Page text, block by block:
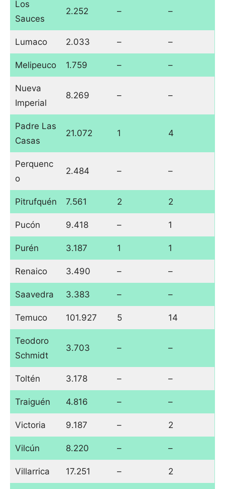
Los
Sauces
2.252 – –
Lumaco 2.033 – –
Melipeuco 1.759 – –
Nueva
Imperial
8.269 – –
Padre Las
Casas
21.072 1 4
Perquenc
o
2.484 – –
Pitrufquén 7.561 2 2
Pucón 9.418 – 1
Purén 3.187 1 1
Renaico 3.490 – –
Saavedra 3.383 – –
Temuco 101.927 5 14
Teodoro
Schmidt
3.703 – –
Toltén 3.178 – –
Traiguén 4.816 – –
Victoria 9.187 – 2
Vilcún 8.220 – –
Villarrica 17.251 – 2